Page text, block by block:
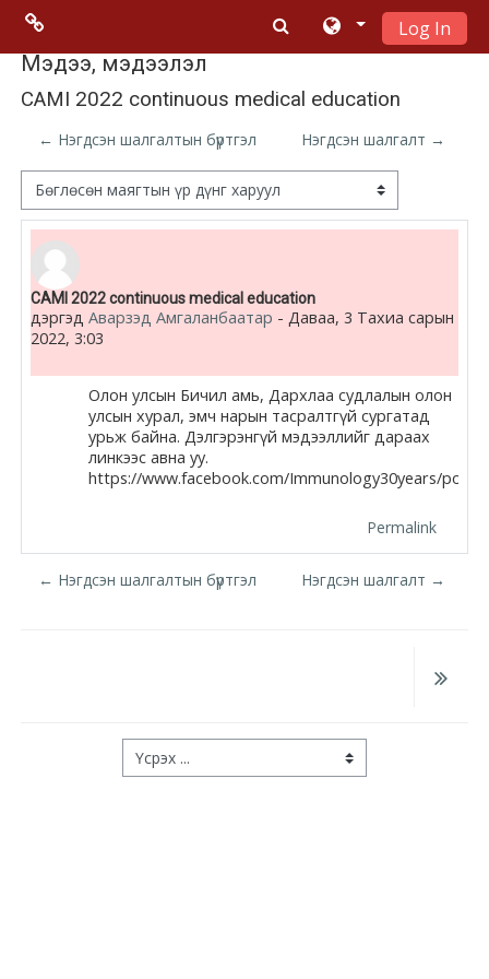
Menu 2
Moodle
community
Moodle
free support
Moodle
development
Moodle
Docs
Moodle
Log In
Мэдээ, мэдээлэл
CAMI 2022 continuous medical education
← Нэгдсэн шалгалтын бүртгэл Нэгдсэн шалгалт →
Дэлгэцний горим
CAMI 2022 continuous medical education
дэргэдАварзэд Амгаланбаатар - Даваа, 3 Тахиа сарын
2022, 3:03
Number of replies: 0
Олон улсын Бичил амь, Дархлаа судлалын олон
улсын хурал, эмч нарын тасралтгүй сургатад
урьж байна. Дэлгэрэнгүй мэдээллийг дараах
линкээс авна уу.
https://www.facebook.com/Immunology30years/
Permalink
← Нэгдсэн шалгалтын бүртгэл Нэгдсэн шалгалт →
Үсрэх ...